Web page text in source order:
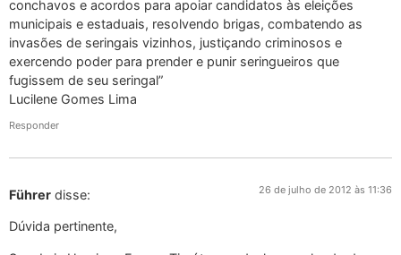
conchavos e acordos para apoiar candidatos às eleições
municipais e estaduais, resolvendo brigas, combatendo as
invasões de seringais vizinhos, justiçando criminosos e
exercendo poder para prender e punir seringueiros que
fugissem de seu seringal”
Lucilene Gomes Lima
Responder
Führer disse: 26 de julho de 2012 às 11:36
Dúvida pertinente,